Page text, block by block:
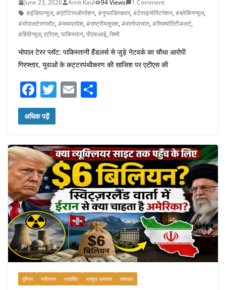
June 23, 2026 Amit Kaul 94 Views
1 Comment
#इंडियान्यूज,#एंटीटेररऑपरेशन,#गूगलडिस्कवर,#टेररइन्वेस्टिगेशन,#ब्रेकिंगन्यूज,
#भोपालटेररप्लॉट,#मध्यप्रदेश,#राष्ट्रीयसुरक्षा,#वार्ताप्रभात,#सिक्योरिटीअलर्ट,
#हिंदीन्यूज़,एटीएस,पाकिस्तान,पीएफआई,सिमी
भोपाल टेरर प्लॉट: पाकिस्तानी हैंडलर्स से जुड़े नेटवर्क का चौथा आरोपी
गिरफ्तार, युवाओं के कट्टरपंथीकरण की साजिश पर एटीएस की
F
a
c
b
o
o
k
T E
अधिक पढ़ें
दुनिया नवीनतम प्रदर्शित प्रमुख समाचार समाचार